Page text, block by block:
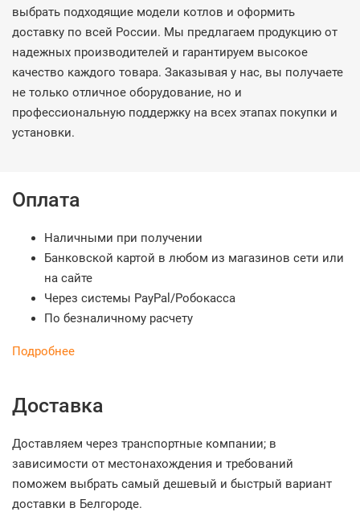
выбрать подходящие модели котлов и оформить
доставку по всей России. Мы предлагаем продукцию от
надежных производителей и гарантируем высокое
качество каждого товара. Заказывая у нас, вы получаете
не только отличное оборудование, но и
профессиональную поддержку на всех этапах покупки и
установки.
Оплата
Наличными при получении
Банковской картой в любом из магазинов сети или
на сайте
Через системы PayPal/Робокасса
По безналичному расчету
Подробнее
Доставка
Доставляем через транспортные компании; в
зависимости от местонахождения и требований
поможем выбрать самый дешевый и быстрый вариант
доставки в Белгороде.